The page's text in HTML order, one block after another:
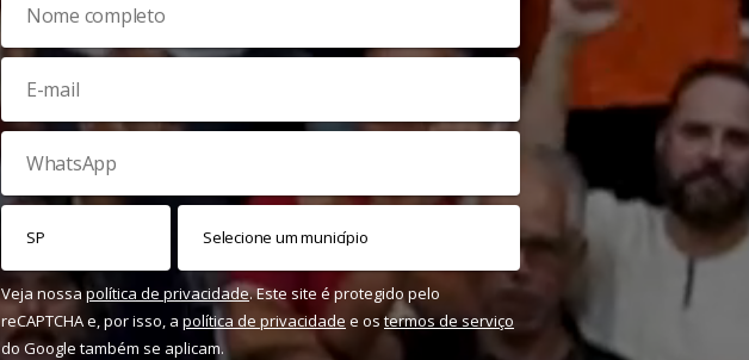
Veja nossapolítica de privacidade. Este site é protegido pelo
reCAPTCHA e, por isso, a política de privacidade e os termos de serviço
do Google também se aplicam.